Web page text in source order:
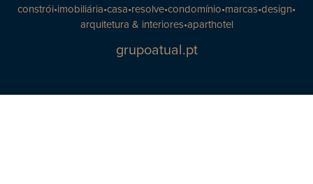
constrói•imobiliária•casa•resolve•condomínio•marcas•design•
arquitetura & interiores•aparthotel
grupoatual.pt